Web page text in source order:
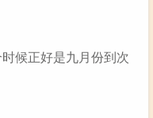
候正好是九月份到次